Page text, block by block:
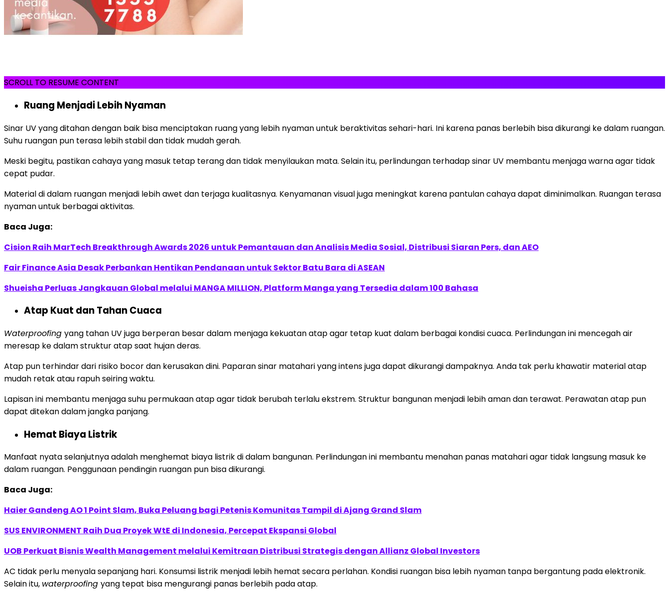
SCROLL TO RESUME CONTENT
Ruang Menjadi Lebih Nyaman
Sinar UV yang ditahan dengan baik bisa menciptakan ruang yang lebih nyaman untuk beraktivitas sehari-hari. Ini karena panas berlebih bisa dikurangi ke dalam ruangan.
Suhu ruangan pun terasa lebih stabil dan tidak mudah gerah.
Meski begitu, pastikan cahaya yang masuk tetap terang dan tidak menyilaukan mata. Selain itu, perlindungan terhadap sinar UV membantu menjaga warna agar tidak
cepat pudar.
Material di dalam ruangan menjadi lebih awet dan terjaga kualitasnya. Kenyamanan visual juga meningkat karena pantulan cahaya dapat diminimalkan. Ruangan terasa
nyaman untuk berbagai aktivitas.
Baca Juga:
Cision Raih MarTech Breakthrough Awards 2026 untuk Pemantauan dan Analisis Media Sosial, Distribusi Siaran Pers, dan AEO
Fair Finance Asia Desak Perbankan Hentikan Pendanaan untuk Sektor Batu Bara di ASEAN
Shueisha Perluas Jangkauan Global melalui MANGA MILLION, Platform Manga yang Tersedia dalam 100 Bahasa
Atap Kuat dan Tahan Cuaca
Waterproofing yang tahan UV juga berperan besar dalam menjaga kekuatan atap agar tetap kuat dalam berbagai kondisi cuaca. Perlindungan ini mencegah air
meresap ke dalam struktur atap saat hujan deras.
Atap pun terhindar dari risiko bocor dan kerusakan dini. Paparan sinar matahari yang intens juga dapat dikurangi dampaknya. Anda tak perlu khawatir material atap
mudah retak atau rapuh seiring waktu.
Lapisan ini membantu menjaga suhu permukaan atap agar tidak berubah terlalu ekstrem. Struktur bangunan menjadi lebih aman dan terawat. Perawatan atap pun
dapat ditekan dalam jangka panjang.
Hemat Biaya Listrik
Manfaat nyata selanjutnya adalah menghemat biaya listrik di dalam bangunan. Perlindungan ini membantu menahan panas matahari agar tidak langsung masuk ke
dalam ruangan. Penggunaan pendingin ruangan pun bisa dikurangi.
Baca Juga:
Haier Gandeng AO 1 Point Slam, Buka Peluang bagi Petenis Komunitas Tampil di Ajang Grand Slam
SUS ENVIRONMENT Raih Dua Proyek WtE di Indonesia, Percepat Ekspansi Global
UOB Perkuat Bisnis Wealth Management melalui Kemitraan Distribusi Strategis dengan Allianz Global Investors
AC tidak perlu menyala sepanjang hari. Konsumsi listrik menjadi lebih hemat secara perlahan. Kondisi ruangan bisa lebih nyaman tanpa bergantung pada elektronik.
Selain itu, waterproofing yang tepat bisa mengurangi panas berlebih pada atap.